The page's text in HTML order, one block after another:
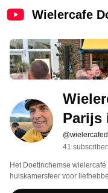
Wielercafe
Parijs
41
Het Doetinchemse
huiskamersfeer voor
koffie met appelgebak. De